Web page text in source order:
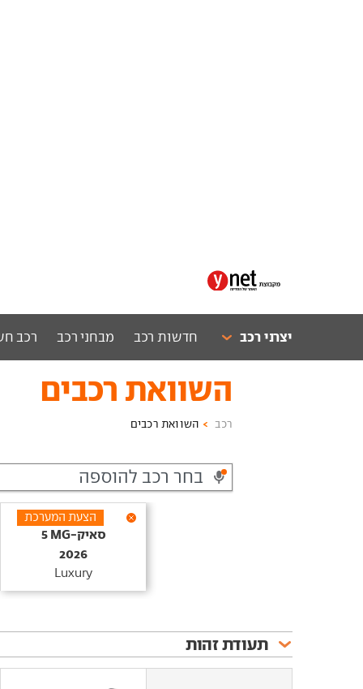
יצרני רכב חדשות רכב מבחני רכב רכב
השוואת רכבים
רכב השוואת רכבים
הצעת המערכת
סאיק-MG‏ 5‏
2026
Luxury
תעודת זהות